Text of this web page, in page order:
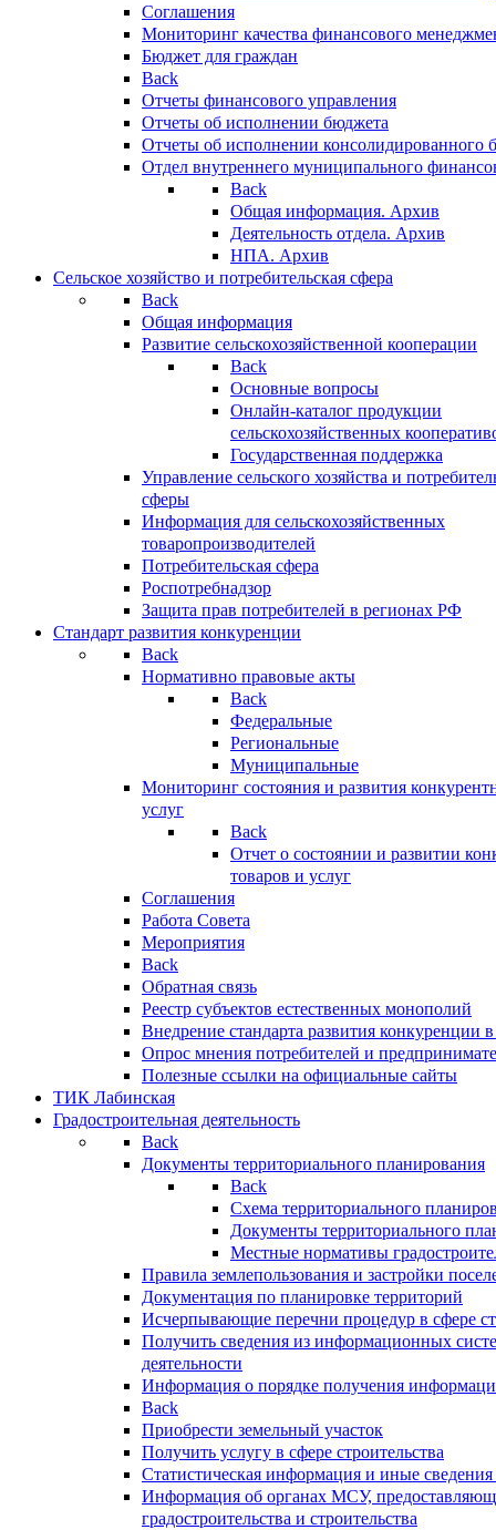
Соглашения
Мониторинг качества финансового
Бюджет для граждан
Back
Отчеты финансового управления
Отчеты об исполнении бюджета
Отчеты об исполнении консолидированного
Отдел внутреннего муниципального
Back
Общая информация. Архив
Деятельность отдела. Архив
НПА. Архив
Сельское хозяйство и потребительская сфера
Back
Общая информация
Развитие сельскохозяйственной кооперации
Back
Основные вопросы
Онлайн-каталог продукции
сельскохозяйственных
Государственная поддержка
Управление сельского хозяйства и
сферы
Информация для сельскохозяйственных
товаропроизводителей
Потребительская сфера
Роспотребнадзор
Защита прав потребителей в регионах РФ
Стандарт развития конкуренции
Back
Нормативно правовые акты
Back
Федеральные
Региональные
Муниципальные
Мониторинг состояния и развития
услуг
Back
Отчет о состоянии и развитии
товаров и услуг
Соглашения
Работа Совета
Мероприятия
Back
Обратная связь
Реестр субъектов естественных монополий
Внедрение стандарта развития конкуренции
Опрос мнения потребителей и
Полезные ссылки на официальные сайты
ТИК Лабинская
Градостроительная деятельность
Back
Документы территориального планирования
Back
Схема территориального
Документы территориального
Местные нормативы
Правила землепользования и застройки
Документация по планировке территорий
Исчерпывающие перечни процедур в сфере
Получить сведения из информационных
деятельности
Информация о порядке получения
Back
Приобрести земельный участок
Получить услугу в сфере строительства
Статистическая информация и иные сведения
Информация об органах МСУ,
градостроительства и строительства